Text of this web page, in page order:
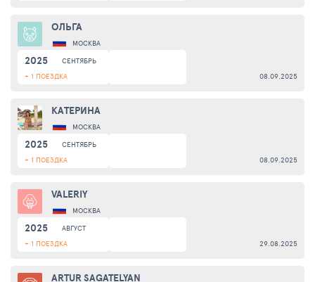
ОЛЬГА
МОСКВА
2025
СЕНТЯБРЬ
+ 1 ПОЕЗДКА
08.09.2025
КАТЕРИНА
МОСКВА
2025
СЕНТЯБРЬ
+ 1 ПОЕЗДКА
08.09.2025
VALERIY
МОСКВА
2025
АВГУСТ
+ 1 ПОЕЗДКА
29.08.2025
ARTUR SAGATELYAN